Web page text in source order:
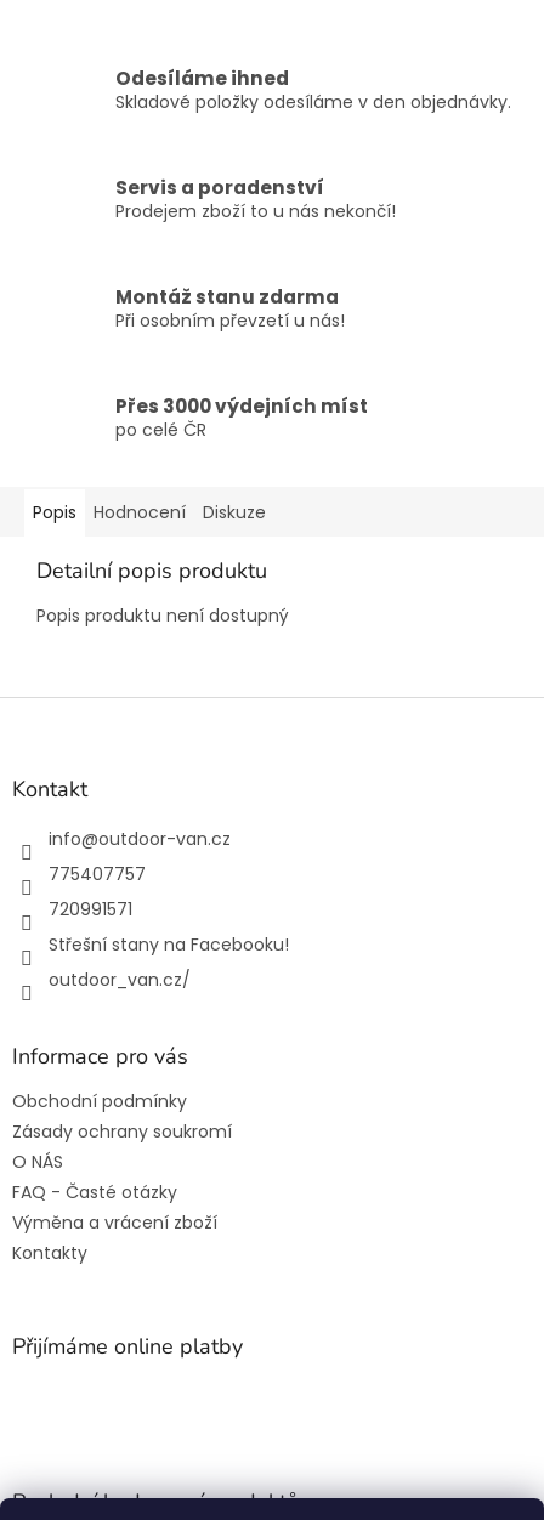
Odesíláme ihned
Skladové položky odesíláme v den objednávky.
Servis a poradenství
Prodejem zboží to u nás nekončí!
Montáž stanu zdarma
Při osobním převzetí u nás!
Přes 3000 výdejních míst
po celé ČR
Popis Hodnocení Diskuze
Detailní popis produktu
Popis produktu není dostupný
Z
Kontakt
info@outdoor-van.cz
775407757
720991571
Střešní stany na Facebooku!
outdoor_van.cz/
Informace pro vás
Obchodní podmínky
Zásady ochrany soukromí
O NÁS
FAQ - Časté otázky
Výměna a vrácení zboží
Kontakty
Přijímáme online platby
Poslední hodnocení produktů